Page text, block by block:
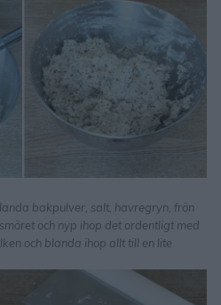
bakpulver, salt, havregryn, frön
och nyp ihop det ordentligt med
och blanda ihop allt till en lite